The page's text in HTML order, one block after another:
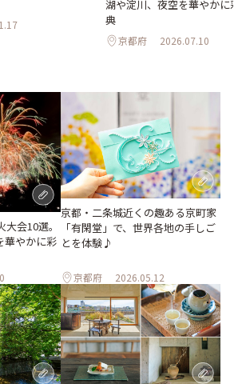
湖や淀川、夜空を華やかに彩
典
京都府 2026.07.10
大会10選。
華やかに彩
京都・二条城近くの趣ある京町家
「有閑堂」で、世界各地の手しご
とを体験♪
京都府 2026.05.12